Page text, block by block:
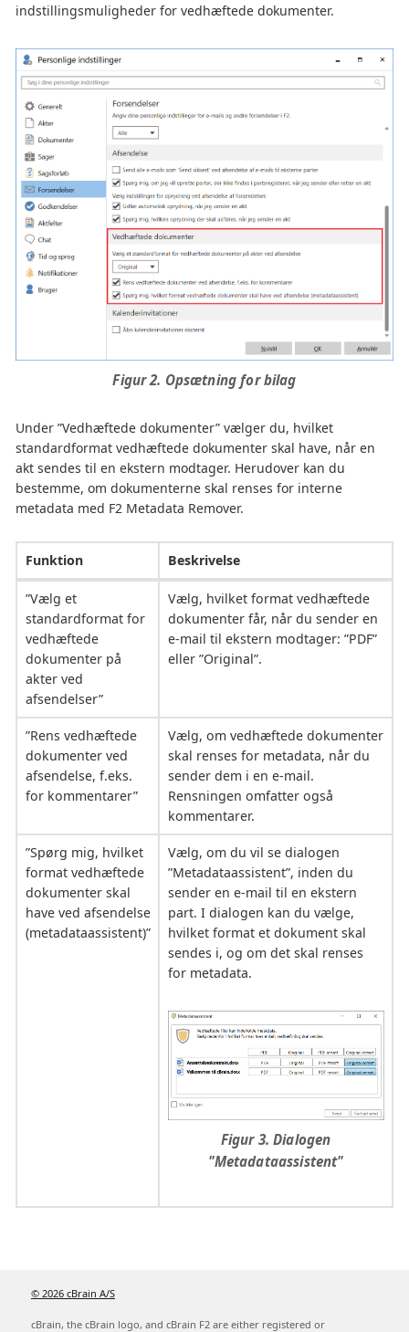
indstillingsmuligheder for vedhæftede dokumenter.
Figur 2. Opsætning for bilag
Under ”Vedhæftede dokumenter” vælger du, hvilket
standardformat vedhæftede dokumenter skal have, når en
akt sendes til en ekstern modtager. Herudover kan du
bestemme, om dokumenterne skal renses for interne
metadata med F2 Metadata Remover.
Funktion Beskrivelse
”Vælg et
standardformat for
vedhæftede
dokumenter på
akter ved
afsendelser”
Vælg, hvilket format vedhæftede
dokumenter får, når du sender en
e-mail til ekstern modtager: ”PDF”
eller ”Original”.
”Rens vedhæftede
dokumenter ved
afsendelse, f.eks.
for kommentarer”
Vælg, om vedhæftede dokumenter
skal renses for metadata, når du
sender dem i en e-mail.
Rensningen omfatter også
kommentarer.
”Spørg mig, hvilket
format vedhæftede
dokumenter skal
have ved afsendelse
(metadataassistent)”
Vælg, om du vil se dialogen
”Metadataassistent”, inden du
sender en e-mail til en ekstern
part. I dialogen kan du vælge,
hvilket format et dokument skal
sendes i, og om det skal renses
for metadata.
Figur 3. Dialogen
"Metadataassistent"
© 2026 cBrain A/S
cBrain, the cBrain logo, and cBrain F2 are either registered or